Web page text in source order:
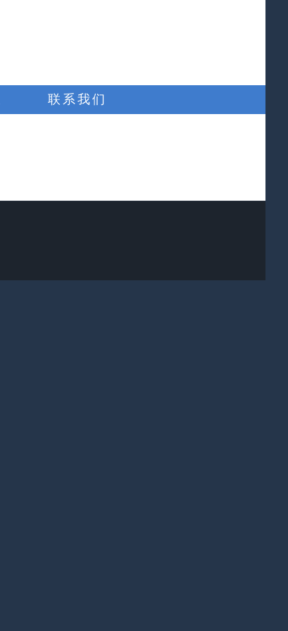
联系我们